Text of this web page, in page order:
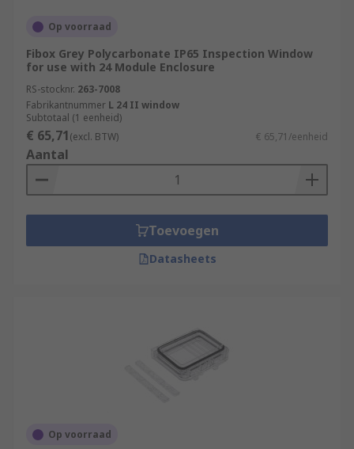
Op voorraad
Fibox Grey Polycarbonate IP65 Inspection Window
for use with 24 Module Enclosure
RS-stocknr. 263-7008
Fabrikantnummer L 24 II window
Subtotaal (1 eenheid)
€ 65,71(excl. BTW) € 65,71/eenheid
Aantal
Toevoegen
Datasheets
Op voorraad